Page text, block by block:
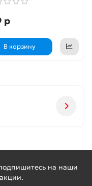
р
В корзину
на наши